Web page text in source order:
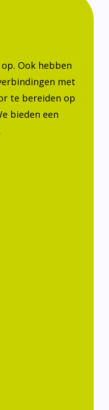
Ook hebben
met
te bereiden op
bieden een